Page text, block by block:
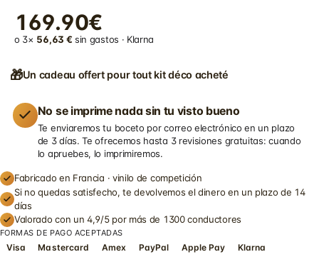
169.90€
o 3× 56,63 € sin gastos · Klarna
🎁Un cadeau offert pour tout kit déco acheté
No se imprime nada sin tu visto bueno
Te enviaremos tu boceto por correo electrónico en un plazo
de 3 días. Te ofrecemos hasta 3 revisiones gratuitas: cuando
lo apruebes, lo imprimiremos.
Fabricado en Francia · vinilo de competición
Si no quedas satisfecho, te devolvemos el dinero en un plazo de 14
días
Valorado con un 4,9/5 por más de 1300 conductores
FORMAS DE PAGO ACEPTADAS
Visa Mastercard Amex PayPal Apple Pay Klarna